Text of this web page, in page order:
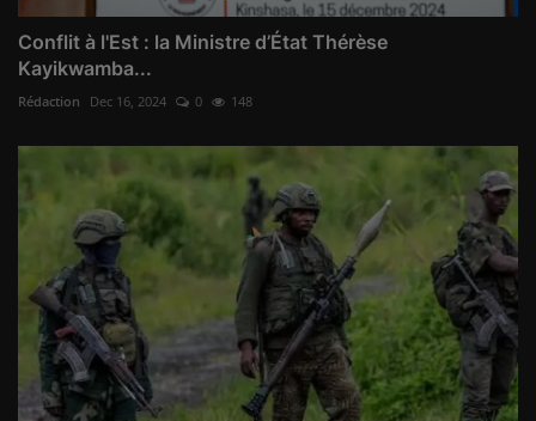
Conflit à l'Est : la Ministre d’État Thérèse
Kayikwamba...
Rédaction Dec 16, 2024 0 148